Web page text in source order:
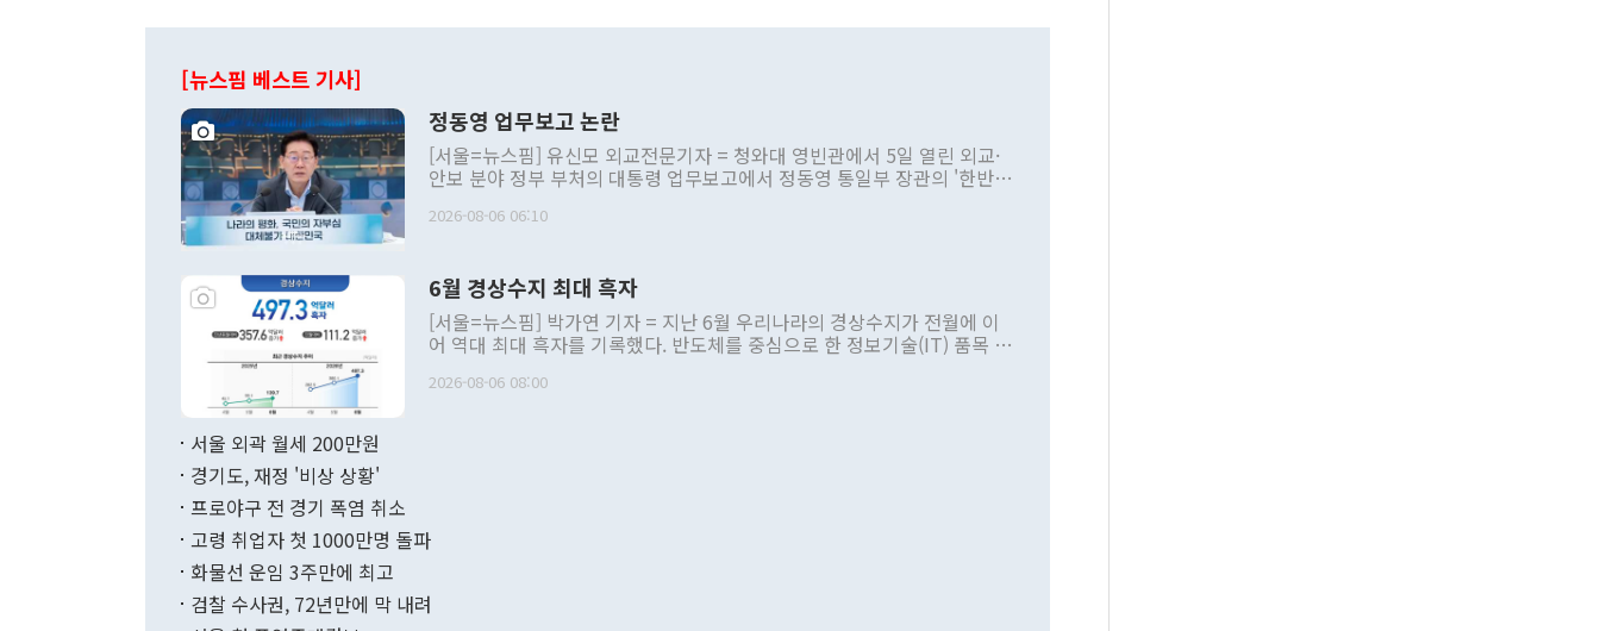
[뉴스핌 베스트 기사]
정동영 업무보고 논란
[서울=뉴스핌] 유신모 외교전문기자 = 청와대 영빈관에서 5일 열린 외교·
안보 분야 정부 부처의 대통령 업무보고에서 정동영 통일부 장관의 '한반도
발언 중에는 정부 내 조율을 거치지 않은 사안을 정책으로 추진하겠다고 공
주의적 희망에 근거한 비현실적 구상'이라는 비판을 내놨다. 그동안 정 장
관의 대북 정책 관련 발언이 물의를 빚은 적은 여러 번 있지만 대통령과 유
관 부처 장관이 공개적으로 부정적 입장을 표명한 것은 이례적이다. 정 장
관의 무리한 대북 접근법과 월권을 제어해야 한다는 목소리도 높아지고 있
다. [정동영 통일부 장관이 지난달 23일 오후 서울 종로구 정부서울청사에
무너졌다고도 했다. 또 "현 시점에서 흘러간 선(先)비핵화만 되뇌는 것은
함께 4자 대화의 동력을 확보하기 위해 최선을 다할 것"이라고 말했다. 하
2026-08-06 06:10
6월 경상수지 최대 흑자
[서울=뉴스핌] 박가연 기자 = 지난 6월 우리나라의 경상수지가 전월에 이
어 역대 최대 흑자를 기록했다. 반도체를 중심으로 한 정보기술(IT) 품목 수
료=한국은행] 한국은행이 6일 발표한 '2026년 6월 국제수지(잠정)'에 따르
며 월간 기준 처음으로 1000억달러를 넘어섰다. 상품수입은 644억8000만
196.9% 급증했고 컴퓨터·주변기기(SSD)는 282.7% 증가했다. IT 품목
수출은 160.4% 늘었으며 비IT 품목도 ▲석유제품(47.5%) ▲화공품
2026-08-06 08:00
서울 외곽 월세 200만원
경기도, 재정 '비상 상황'
프로야구 전 경기 폭염 취소
고령 취업자 첫 1000만명 돌파
화물선 운임 3주만에 최고
검찰 수사권, 72년만에 막 내려